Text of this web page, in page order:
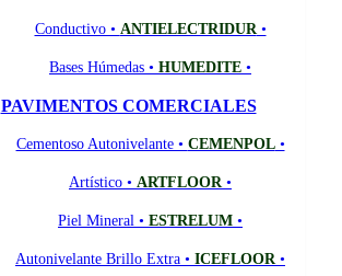
Conductivo • ANTIELECTRIDUR •
Bases Húmedas • HUMEDITE •
PAVIMENTOS COMERCIALES
Cementoso Autonivelante • CEMENPOL•
Artístico • ARTFLOOR •
Piel Mineral • ESTRELUM •
Autonivelante Brillo Extra • ICEFLOOR •